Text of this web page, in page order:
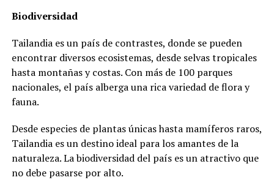
Biodiversidad
Tailandia es un país de contrastes, donde se pueden
encontrar diversos ecosistemas, desde selvas tropicales
hasta montañas y costas. Con más de 100 parques
nacionales, el país alberga una rica variedad de flora y
fauna.
Desde especies de plantas únicas hasta mamíferos raros,
Tailandia es un destino ideal para los amantes de la
naturaleza. La biodiversidad del país es un atractivo que
no debe pasarse por alto.